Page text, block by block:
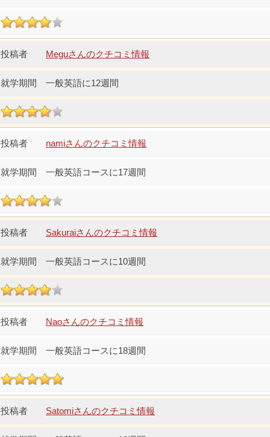
Meguさんのクチコミ情報
一般英語に12週間
namiさんのクチコミ情報
一般英語コースに17週間
Sakuraiさんのクチコミ情報
一般英語コースに10週間
Naoさんのクチコミ情報
一般英語コースに18週間
Satomiさんのクチコミ情報